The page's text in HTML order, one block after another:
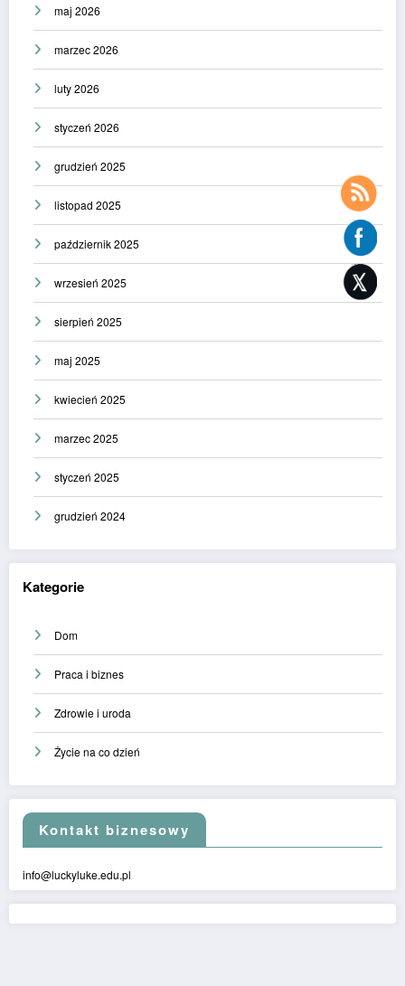
maj 2026
marzec 2026
luty 2026
styczeń 2026
grudzień 2025
listopad 2025
październik 2025
wrzesień 2025
sierpień 2025
maj 2025
kwiecień 2025
marzec 2025
styczeń 2025
grudzień 2024
Kategorie
Dom
Praca i biznes
Zdrowie i uroda
Życie na co dzień
Kontakt biznesowy
info@luckyluke.edu.pl